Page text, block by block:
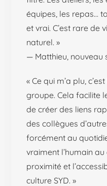
équipes, les repas…
et vrai. C’est rare de
naturel. »
— Matthieu, nouveau
« Ce qui m’a plu,
groupe. Cela facilite
de créer des liens
des collègues
forcément au
vraiment l’humain
proximité et
culture SYD. »